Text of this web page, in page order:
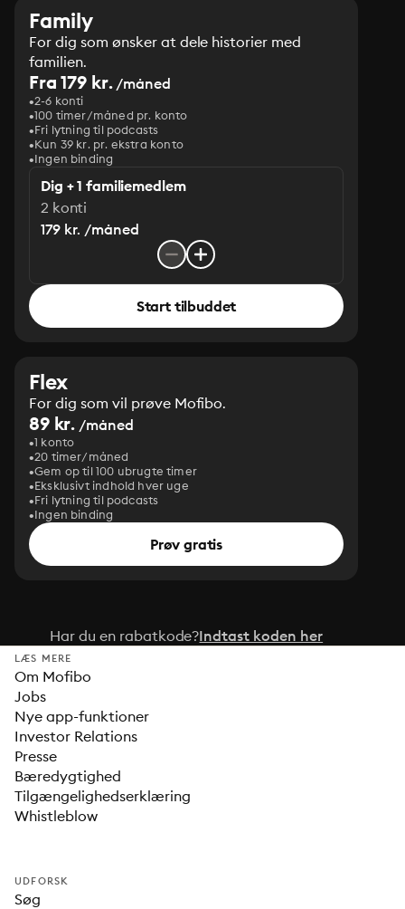
Family
For dig som ønsker at dele historier med
familien.
Fra 179 kr./måned
2-6 konti
100 timer/måned pr. konto
Fri lytning til podcasts
Kun 39 kr. pr. ekstra konto
Ingen binding
Dig + 1 familiemedlem
2 konti
179 kr. /måned
Start tilbuddet
Flex
For dig som vil prøve Mofibo.
89 kr. /måned
1 konto
20 timer/måned
Gem op til 100 ubrugte timer
Eksklusivt indhold hver uge
Fri lytning til podcasts
Ingen binding
Prøv gratis
Har du en rabatkode?Indtast koden her
LÆS MERE
Om Mofibo
Jobs
Nye app-funktioner
Investor Relations
Presse
Bæredygtighed
Tilgængelighedserklæring
Whistleblow
UDFORSK
Søg